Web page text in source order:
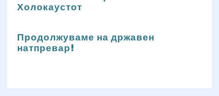
Холокаустот
Продолжуваме на државен
натпревар!